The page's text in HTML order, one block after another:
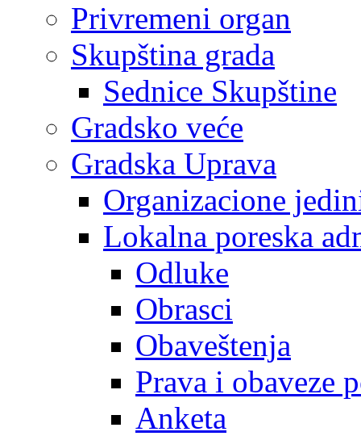
Privremeni organ
Skupština grada
Sednice Skupštine
Gradsko veće
Gradska Uprava
Organizacione
Lokalna poreska
Odluke
Obrasci
Obaveštenja
Prava i obaveze
Anketa